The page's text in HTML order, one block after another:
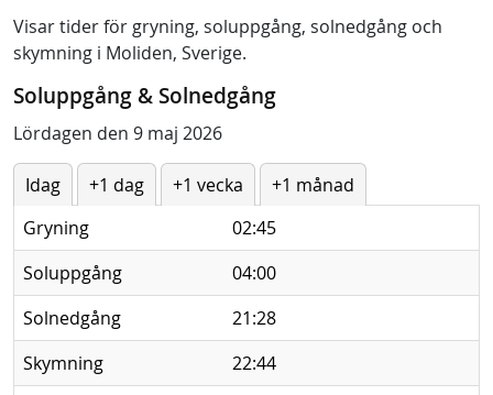
Visar tider för gryning, soluppgång, solnedgång och
skymning i Moliden, Sverige.
Soluppgång & Solnedgång
Lördagen den 9 maj 2026
Idag +1 dag +1 vecka
+1 månad
Gryning
02:45
Soluppgång
04:00
Solnedgång
21:28
Skymning
22:44